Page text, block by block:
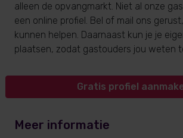
alleen de opvangmarkt. Niet al onze
een online profiel. Bel of mail ons
kunnen helpen. Daarnaast kun je je
plaatsen, zodat gastouders jou weten
Gratis profiel
Meer informatie